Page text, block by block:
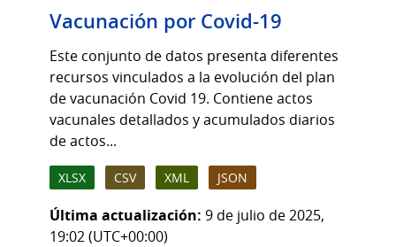
Vacunación por Covid-19
Este conjunto de datos presenta diferentes
recursos vinculados a la evolución del plan
de vacunación Covid 19. Contiene actos
vacunales detallados y acumulados diarios
de actos...
XLSX CSV XML JSON
Última actualización: 9 de julio de 2025,
19:02 (UTC+00:00)